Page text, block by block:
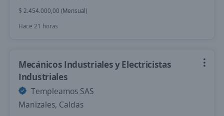
$ 2.454.000,00 (Mensual)
Hace 21 horas
Mecánicos Industriales y Electricistas
Industriales
Templeamos SAS
Manizales, Caldas